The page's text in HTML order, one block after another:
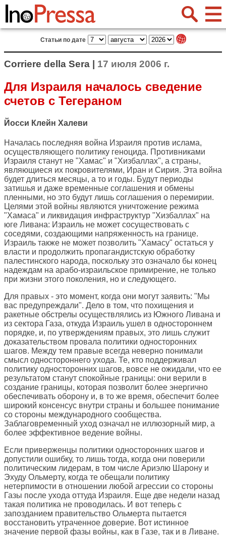
Статьи по дате
Corriere della Sera | 17 июля 2006 г.
Для Израиля началось сведение
счетов с Тегераном
Йосси Клейн Халеви
Началась последняя война Израиля против ислама,
осуществляющего политику геноцида. Противниками
Израиля станут не "Хамас" и "Хизбаллах", а страны,
являющиеся их покровителями, Иран и Сирия. Эта война
будет длиться месяцы, а то и годы. Будут периоды
затишья и даже временные соглашения и обмены
пленными, но это будут лишь соглашения о перемирии.
Целями этой войны являются уничтожение режима
"Хамаса" и ликвидация инфраструктур "Хизбаллах" на
юге Ливана: Израиль не может сосуществовать с
соседями, создающими напряженность на границе.
Израиль также не может позволить "Хамасу" остаться у
власти и продолжить пропагандистскую обработку
палестинского народа, поскольку это означало бы конец
надеждам на арабо-израильское примирение, не только
при жизни этого поколения, но и следующего.
Для правых - это момент, когда они могут заявить: "Мы
вас предупреждали". Дело в том, что похищения и
ракетные обстрелы осуществлялись из Южного Ливана и
из сектора Газа, откуда Израиль ушел в одностороннем
порядке, и, по утверждениям правых, это лишь служит
доказательством провала политики односторонних
шагов. Между тем правые всегда неверно понимали
смысл одностороннего ухода. Те, кто поддерживал
политику односторонних шагов, вовсе не ожидали, что ее
результатом станут спокойные границы: они верили в
создание границы, которая позволит более энергично
обеспечивать оборону и, в то же время, обеспечит более
широкий консенсус внутри страны и большее понимание
со стороны международного сообщества.
Заблаговременный уход означал не иллюзорный мир, а
более эффективное ведение войны.
Если приверженцы политики односторонних шагов и
допустили ошибку, то лишь тогда, когда они поверили
политическим лидерам, в том числе Ариэлю Шарону и
Эхуду Ольмерту, когда те обещали политику
нетерпимости в отношении любой агрессии со стороны
Газы после ухода оттуда Израиля. Еще две недели назад
такая политика не проводилась. И вот теперь с
запозданием правительство Ольмерта пытается
восстановить утраченное доверие. Вот истинное
значение первой фазы войны, как в Газе, так и в Ливане.